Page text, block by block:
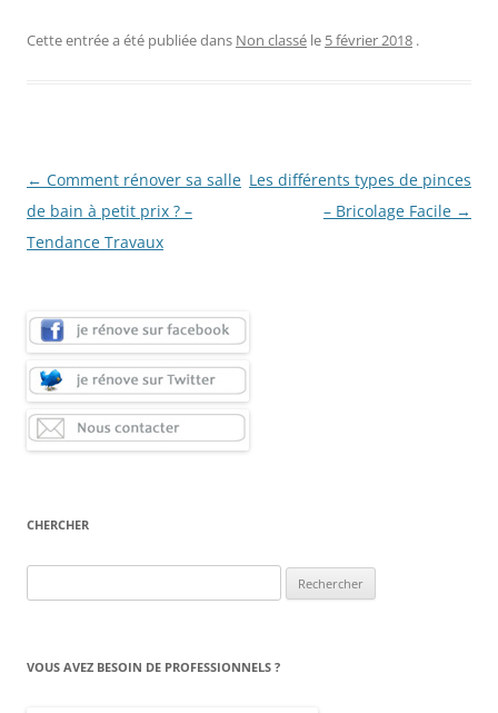
Cette entrée a été publiée dans Non classé le 5 février 2018 .
Navigation
des
articles
← Comment rénover sa salle
de bain à petit prix ? –
Tendance Travaux
Les différents types de pinces
– Bricolage Facile →
CHERCHER
VOUS AVEZ BESOIN DE PROFESSIONNELS ?